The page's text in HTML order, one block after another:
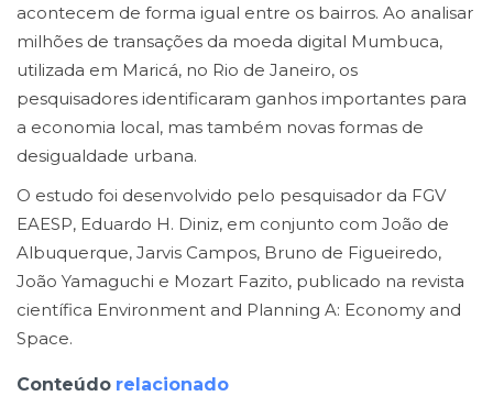
acontecem de forma igual entre os bairros. Ao analisar
milhões de transações da moeda digital Mumbuca,
utilizada em Maricá, no Rio de Janeiro, os
pesquisadores identificaram ganhos importantes para
a economia local, mas também novas formas de
desigualdade urbana.
O estudo foi desenvolvido pelo pesquisador da FGV
EAESP, Eduardo H. Diniz, em conjunto com João de
Albuquerque, Jarvis Campos, Bruno de Figueiredo,
João Yamaguchi e Mozart Fazito, publicado na revista
científica Environment and Planning A: Economy and
Space.
Conteúdo relacionado